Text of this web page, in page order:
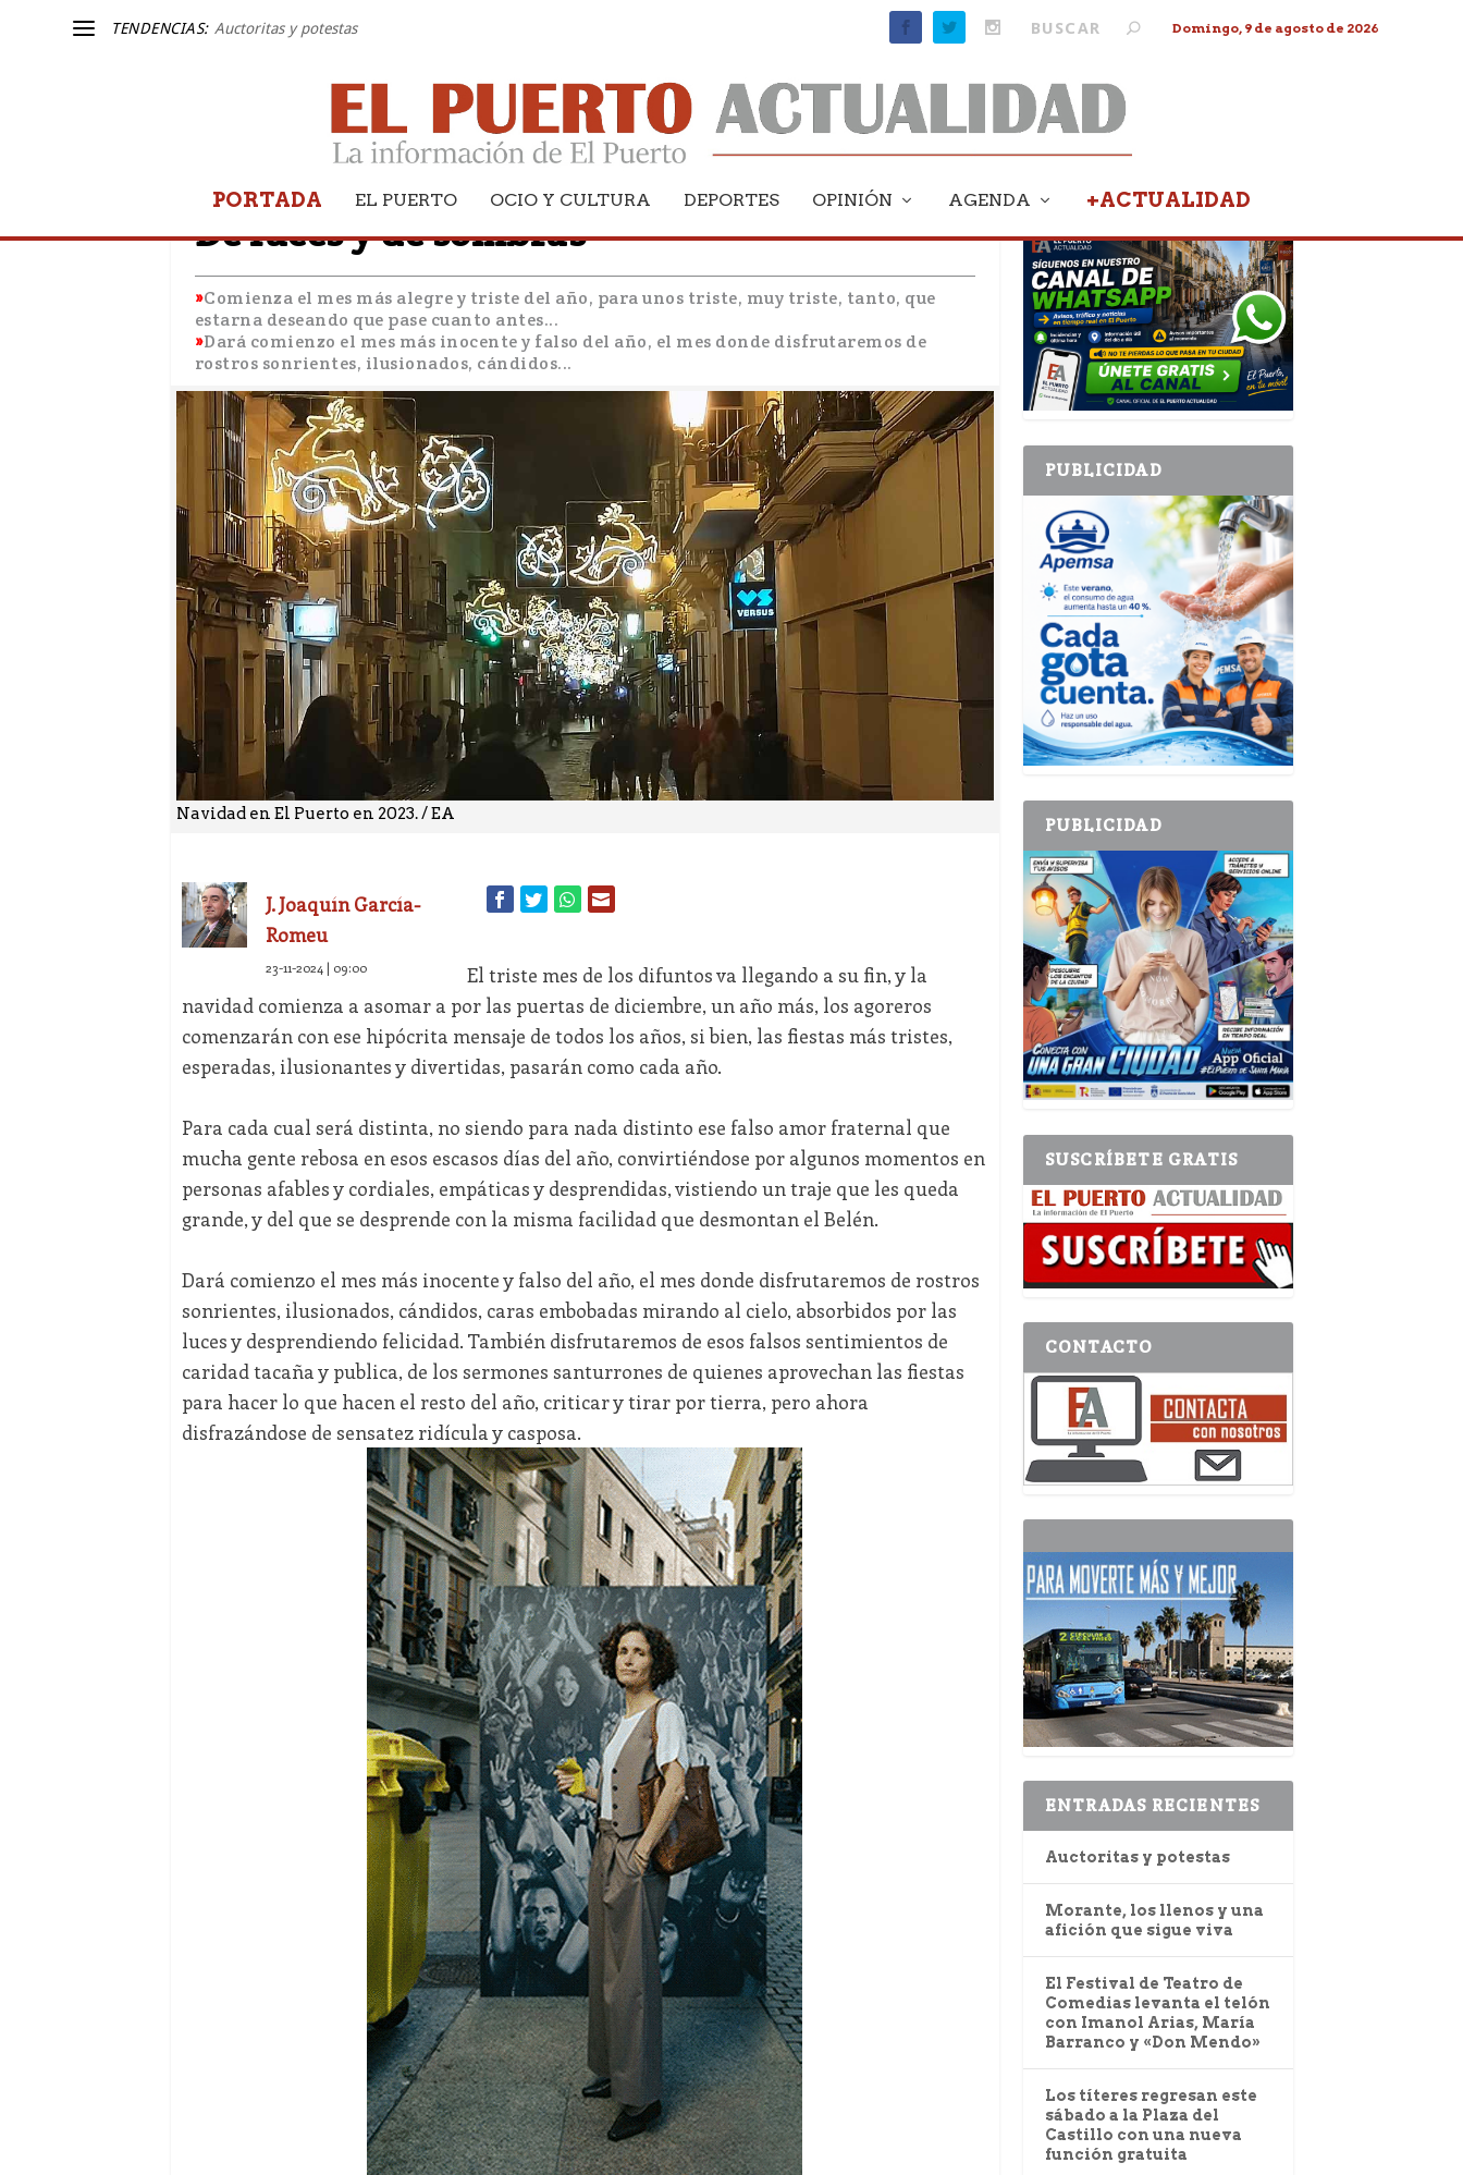
TENDENCIAS: Auctoritas y potestas Domingo, 9 de agosto de 2026
PORTADA EL PUERTO OCIO Y CULTURA DEPORTES OPINIÓN AGENDA +ACTUALIDAD
LA OTRA BANDA
De luces y de sombras
Comienza el mes más alegre y triste del año, para unos triste, muy triste, tanto, que
estarna deseando que pase cuanto antes...
Dará comienzo el mes más inocente y falso del año, el mes donde disfrutaremos de
rostros sonrientes, ilusionados, cándidos...
Navidad en El Puerto en 2023. / EA
J. Joaquín García-
Romeu
23-11-2024 | 09:00
El triste mes de los difuntos va llegando a su fin, y la
navidad comienza a asomar a por las puertas de diciembre, un año más, los agoreros
comenzarán con ese hipócrita mensaje de todos los años, si bien, las fiestas más tristes,
esperadas, ilusionantes y divertidas, pasarán como cada año.
Para cada cual será distinta, no siendo para nada distinto ese falso amor fraternal que
mucha gente rebosa en esos escasos días del año, convirtiéndose por algunos momentos en
personas afables y cordiales, empáticas y desprendidas, vistiendo un traje que les queda
grande, y del que se desprende con la misma facilidad que desmontan el Belén.
Dará comienzo el mes más inocente y falso del año, el mes donde disfrutaremos de rostros
sonrientes, ilusionados, cándidos, caras embobadas mirando al cielo, absorbidos por las
luces y desprendiendo felicidad. También disfrutaremos de esos falsos sentimientos de
caridad tacaña y publica, de los sermones santurrones de quienes aprovechan las fiestas
para hacer lo que hacen el resto del año, criticar y tirar por tierra, pero ahora
disfrazándose de sensatez ridícula y casposa.
PUBLICIDAD
PUBLICIDAD
PUBLICIDAD
SUSCRÍBETE GRATIS
CONTACTO
ENTRADAS RECIENTES
Auctoritas y potestas
Morante, los llenos y una
afición que sigue viva
El Festival de Teatro de
Comedias levanta el telón
con Imanol Arias, María
Barranco y «Don Mendo»
Los títeres regresan este
sábado a la Plaza del
Castillo con una nueva
función gratuita